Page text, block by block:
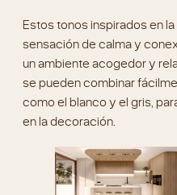
Estos tonos inspirados en
sensación de calma y
un ambiente acogedor y
se pueden combinar
como el blanco y el gris,
en la decoración.